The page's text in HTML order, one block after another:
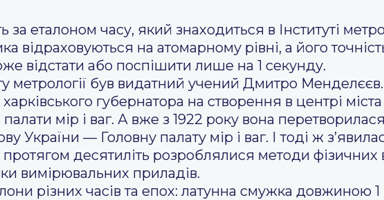
за еталоном часу, який знаходиться в Інституті
відраховуються на атомарному рівні, а його
відстати або поспішити лише на 1 секунду.
метрології був видатний учений Дмитро Менделєєв.
губернатора на створення в центрі
палати мір і ваг. А вже з 1922 року вона
України — Головну палату мір і ваг. І тоді ж
протягом десятиліть розроблялися методи
вимірювальних приладів.
різних часів та епох: латунна смужка довжиною